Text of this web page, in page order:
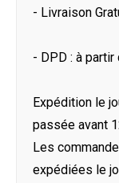
- Livraison
- DPD : à
Expédition le
passée avant
Les
expédiées le